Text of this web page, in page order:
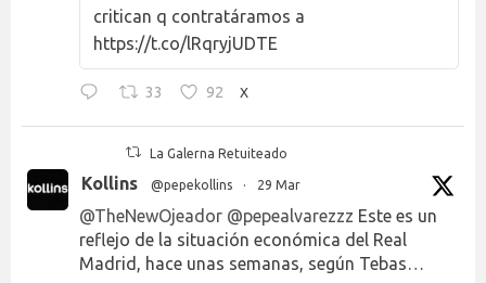
critican q contratáramos a
https://t.co/lRqryjUDTE
33 92 X
La Galerna Retuiteado
Kollins @pepekollins · 29 Mar
@TheNewOjeador @pepealvarezzz Este es un
reflejo de la situación económica del Real
Madrid, hace unas semanas, según Tebas…